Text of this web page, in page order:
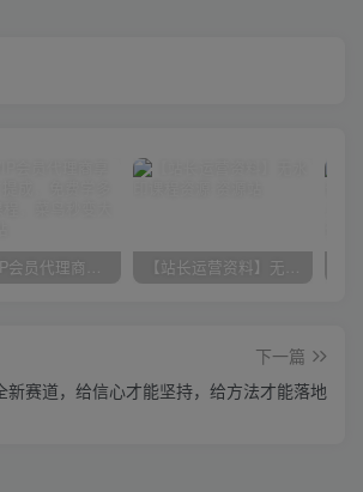
加入VIP会员代理商享90%推广提成，免费学多种网创课程，菜鸟秒变大神 【站长运营资料】无水印课程资源
下一篇
赛道，给信心才能坚持，给方法才能落地